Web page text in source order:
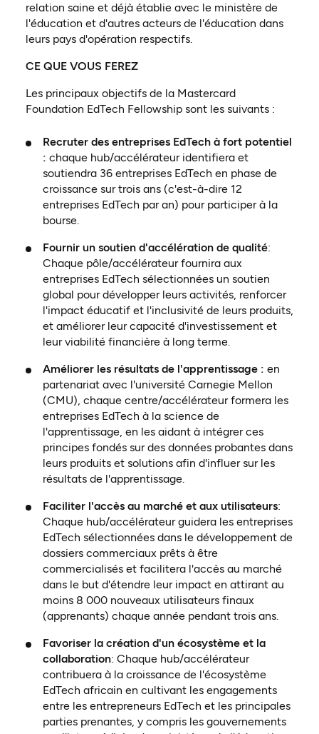
relation saine et déjà établie avec le ministère de
l'éducation et d'autres acteurs de l'éducation dans
leurs pays d'opération respectifs.
CE QUE VOUS FEREZ
Les principaux objectifs de la Mastercard
Foundation EdTech Fellowship sont les suivants :
Recruter des entreprises EdTech à fort potentiel
: chaque hub/accélérateur identifiera et
soutiendra 36 entreprises EdTech en phase de
croissance sur trois ans (c'est-à-dire 12
entreprises EdTech par an) pour participer à la
bourse.
Fournir un soutien d'accélération de qualité:
Chaque pôle/accélérateur fournira aux
entreprises EdTech sélectionnées un soutien
global pour développer leurs activités, renforcer
l'impact éducatif et l'inclusivité de leurs produits,
et améliorer leur capacité d'investissement et
leur viabilité financière à long terme.
Améliorer les résultats de l'apprentissage : en
partenariat avec l'université Carnegie Mellon
(CMU), chaque centre/accélérateur formera les
entreprises EdTech à la science de
l'apprentissage, en les aidant à intégrer ces
principes fondés sur des données probantes dans
leurs produits et solutions afin d'influer sur les
résultats de l'apprentissage.
Faciliter l'accès au marché et aux utilisateurs:
Chaque hub/accélérateur guidera les entreprises
EdTech sélectionnées dans le développement de
dossiers commerciaux prêts à être
commercialisés et facilitera l'accès au marché
dans le but d'étendre leur impact en attirant au
moins 8 000 nouveaux utilisateurs finaux
(apprenants) chaque année pendant trois ans.
Favoriser la création d'un écosystème et la
collaboration: Chaque hub/accélérateur
contribuera à la croissance de l'écosystème
EdTech africain en cultivant les engagements
entre les entrepreneurs EdTech et les principales
parties prenantes, y compris les gouvernements